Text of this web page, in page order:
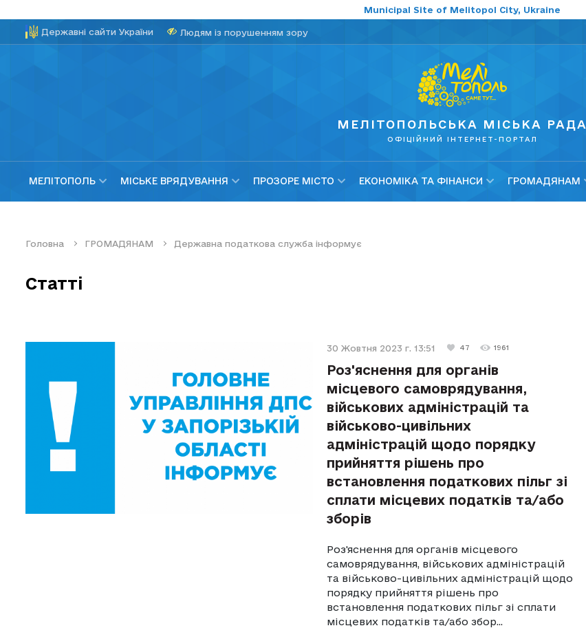
Municipal Site of Melitopol City, Ukraine
Державні сайти України Людям із порушенням зору
МЕЛІТОПОЛЬСЬКА МІСЬКА РАДА
ОФІЦІЙНИЙ ІНТЕРНЕТ-ПОРТАЛ
МЕЛІТОПОЛЬ МІСЬКЕ ВРЯДУВАННЯ ПРОЗОРЕ МІСТО ЕКОНОМІКА ТА ФІНАНСИ ГРОМАДЯНАМ
Головна ГРОМАДЯНАМ Державна податкова служба інформує
Статті
30 Жовтня 2023 г. 13:51 47 1961
Роз'яснення для органів
місцевого самоврядування,
військових адміністрацій та
військово-цивільних
адміністрацій щодо порядку
прийняття рішень про
встановлення податкових пільг зі
сплати місцевих податків та/або
зборів
Роз'яснення для органів місцевого
самоврядування, військових адміністрацій
та військово-цивільних адміністрацій щодо
порядку прийняття рішень про
встановлення податкових пільг зі сплати
місцевих податків та/або збор...